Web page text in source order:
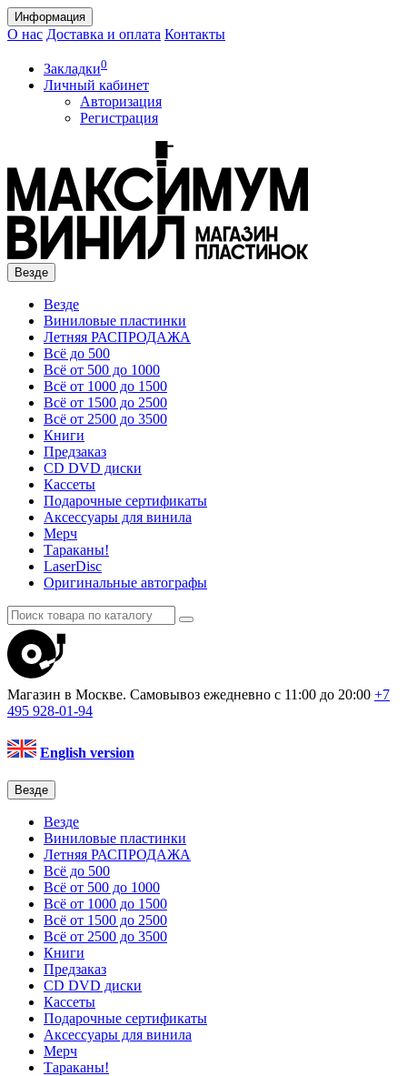
Информация
О нас Доставка и оплата Контакты
Закладки0
Личный кабинет
Авторизация
Регистрация
Везде
Везде
Виниловые пластинки
Летняя РАСПРОДАЖА
Всё до 500
Всё от 500 до 1000
Всё от 1000 до 1500
Всё от 1500 до 2500
Всё от 2500 до 3500
Книги
Предзаказ
CD DVD диски
Кассеты
Подарочные сертификаты
Аксессуары для винила
Мерч
Тараканы!
LaserDisc
Оригинальные автографы
Магазин в Москве. Самовывоз ежедневно с 11:00 до 20:00 +7
495 928-01-94
English version
Везде
Везде
Виниловые пластинки
Летняя РАСПРОДАЖА
Всё до 500
Всё от 500 до 1000
Всё от 1000 до 1500
Всё от 1500 до 2500
Всё от 2500 до 3500
Книги
Предзаказ
CD DVD диски
Кассеты
Подарочные сертификаты
Аксессуары для винила
Мерч
Тараканы!